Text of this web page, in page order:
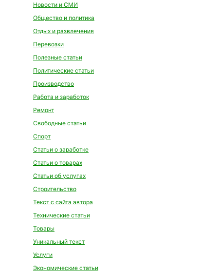
Новости и СМИ
Общество и политика
Отдых и развлечения
Перевозки
Полезные статьи
Политические статьи
Производство
Работа и заработок
Ремонт
Свободные статьи
Спорт
Статьи о заработке
Статьи о товарах
Статьи об услугах
Строительство
Текст с сайта автора
Технические статьи
Товары
Уникальный текст
Услуги
Экономические статьи